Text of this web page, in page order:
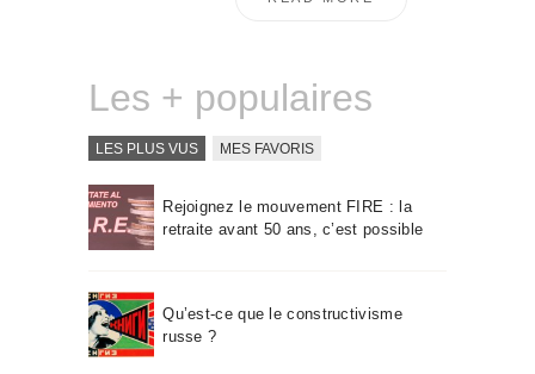
Les + populaires
LES PLUS VUS MES FAVORIS
Rejoignez le mouvement FIRE : la
retraite avant 50 ans, c’est possible
Qu’est-ce que le constructivisme
russe ?